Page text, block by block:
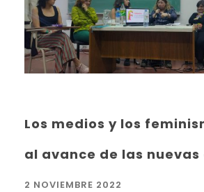
Los medios y los
al avance de las
2 NOVIEMBRE 2022